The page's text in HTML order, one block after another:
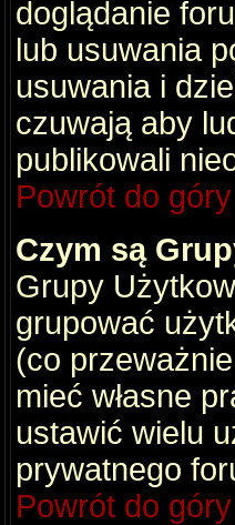
doglądanie
lub usuwania
usuwania i
czuwają aby
publikowali
Powrót do góry
Czym są
Grupy
grupować
(co
mieć własne
ustawić wielu
prywatnego
Powrót do góry